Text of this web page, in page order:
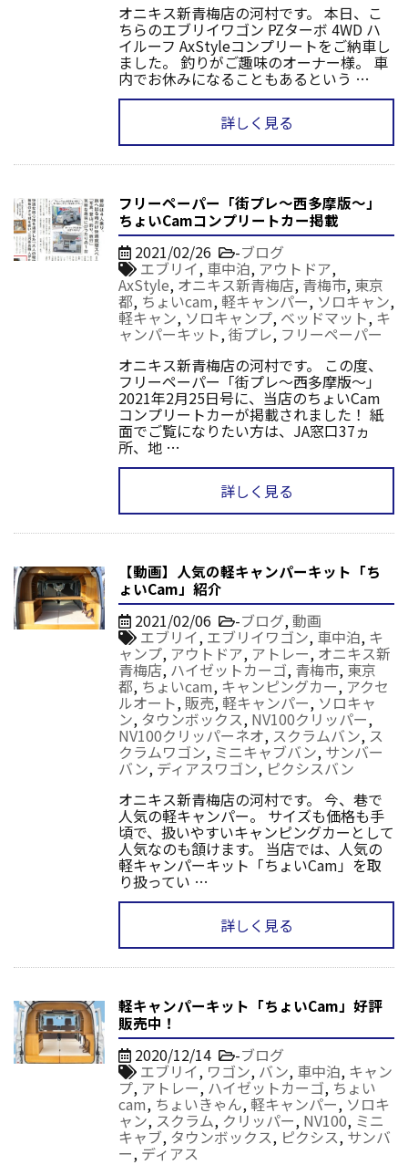
オニキス新青梅店の河村です。 本日、こ
ちらのエブリイワゴン PZターボ 4WD ハ
イルーフ AxStyleコンプリートをご納車し
ました。 釣りがご趣味のオーナー様。 車
内でお休みになることもあるという …
詳しく見る
フリーペーパー「街プレ～西多摩版～」
ちょいCamコンプリートカー掲載
2021/02/26 -ブログ
エブリイ, 車中泊, アウトドア,
AxStyle, オニキス新青梅店, 青梅市, 東京
都, ちょいcam, 軽キャンパー, ソロキャン,
軽キャン, ソロキャンプ, ベッドマット, キ
ャンパーキット,街プレ, フリーペーパー
オニキス新青梅店の河村です。 この度、
フリーペーパー「街プレ～西多摩版～」
2021年2月25日号に、当店のちょいCam
コンプリートカーが掲載されました！ 紙
面でご覧になりたい方は、JA窓口37ヵ
所、地 …
詳しく見る
【動画】人気の軽キャンパーキット「ち
ょいCam」紹介
2021/02/06 -ブログ,動画
エブリイ, エブリイワゴン, 車中泊, キ
ャンプ, アウトドア, アトレー, オニキス新
青梅店, ハイゼットカーゴ, 青梅市, 東京
都, ちょいcam, キャンピングカー, アクセ
ルオート,販売, 軽キャンパー, ソロキャ
ン, タウンボックス, NV100クリッパー,
NV100クリッパーネオ, スクラムバン,ス
クラムワゴン, ミニキャブバン, サンバー
バン, ディアスワゴン, ピクシスバン
オニキス新青梅店の河村です。 今、巷で
人気の軽キャンパー。 サイズも価格も手
頃で、扱いやすいキャンピングカーとして
人気なのも頷けます。 当店では、人気の
軽キャンパーキット「ちょいCam」を取
り扱ってい …
詳しく見る
軽キャンパーキット「ちょいCam」好評
販売中！
2020/12/14 -ブログ
エブリイ, ワゴン, バン, 車中泊, キャン
プ, アトレー, ハイゼットカーゴ, ちょい
cam, ちょいきゃん, 軽キャンパー, ソロキ
ャン, スクラム, クリッパー, NV100, ミニ
キャブ, タウンボックス, ピクシス, サンバ
ー, ディアス